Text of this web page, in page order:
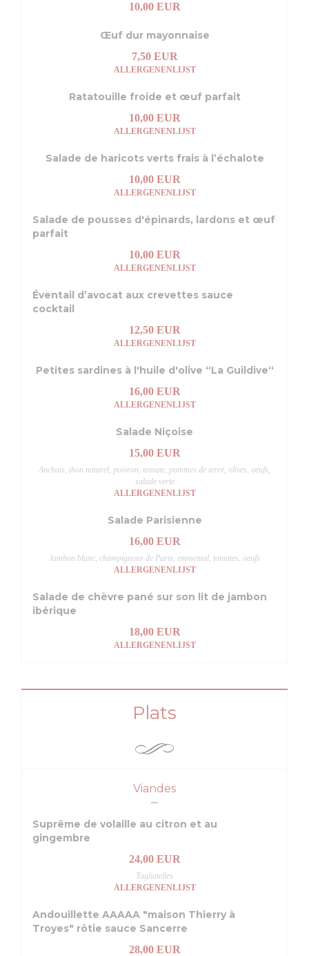
10,00 EUR
Œuf dur mayonnaise
7,50 EUR
ALLERGENENLIJST
Ratatouille froide et œuf parfait
10,00 EUR
ALLERGENENLIJST
Salade de haricots verts frais à l’échalote
10,00 EUR
ALLERGENENLIJST
Salade de pousses d'épinards, lardons et œuf
parfait
10,00 EUR
ALLERGENENLIJST
Éventail d’avocat aux crevettes sauce
cocktail
12,50 EUR
ALLERGENENLIJST
Petites sardines à l'huile d'olive “La Guildive“
16,00 EUR
ALLERGENENLIJST
Salade Niçoise
15,00 EUR
Anchois, thon naturel, poivron, tomate, pommes de terre, olives, oeufs,
salade verte
ALLERGENENLIJST
Salade Parisienne
16,00 EUR
Jambon blanc, champignons de Paris, emmental, tomates, oeufs
ALLERGENENLIJST
Salade de chèvre pané sur son lit de jambon
ibérique
18,00 EUR
ALLERGENENLIJST
Plats
Viandes
Suprême de volaille au citron et au
gingembre
24,00 EUR
Tagliatelles
ALLERGENENLIJST
Andouillette AAAAA "maison Thierry à
Troyes" rôtie sauce Sancerre
28,00 EUR